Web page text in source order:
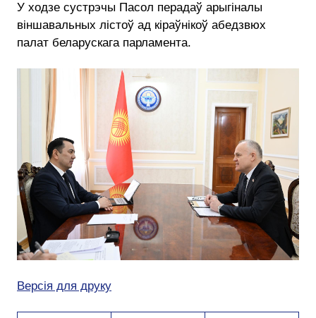
У ходзе сустрэчы Пасол перадаў арыгіналы
віншавальных лістоў ад кіраўнікоў абедзвюх
палат беларускага парламента.
Версія для друку